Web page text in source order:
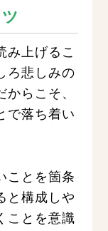
み上げるこ
ろ悲しみの
らこそ、
で落ち着い
ことを箇条
と構成しや
ことを意識